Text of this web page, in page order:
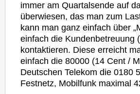
immer am Quartalsende auf
überwiesen, das man zum
kann man ganz einfach über
einfach die Kundenbetreuung
kontaktieren. Diese erreicht
einfach die 80000 (14 Cent /
Deutschen Telekom die 0180
Festnetz, Mobilfunk maximal